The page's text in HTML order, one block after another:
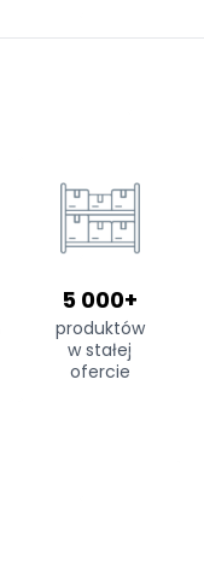
5 000+
produktów
w stałej
ofercie